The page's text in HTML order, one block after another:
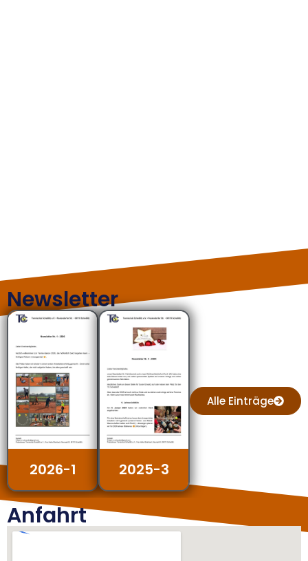
Newsletter
2026-1 2025-3
Alle Einträge
Anfahrt